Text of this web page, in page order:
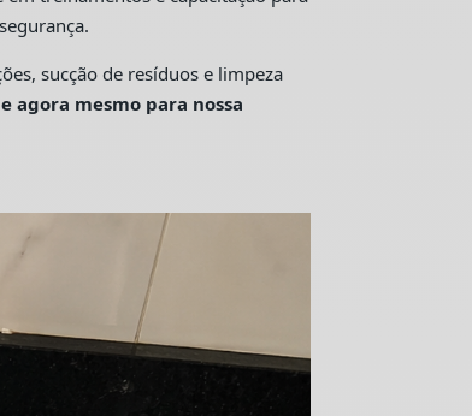
sucção de resíduos e limpeza
agora mesmo para nossa